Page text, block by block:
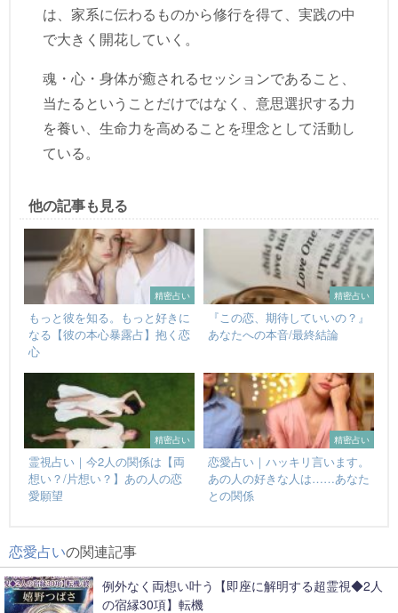
は、家系に伝わるものから修行を得て、実践の中
で大きく開花していく。
魂・心・身体が癒されるセッションであること、
当たるということだけではなく、意思選択する力
を養い、生命力を高めることを理念として活動し
ている。
他の記事も見る
精密占い
もっと彼を知る。もっと好きに
なる【彼の本心暴露占】抱く恋
心
精密占い
『この恋、期待していいの？』
あなたへの本音/最終結論
精密占い
霊視占い｜今2人の関係は【両
想い？/片想い？】あの人の恋
愛願望
精密占い
恋愛占い｜ハッキリ言います。
あの人の好きな人は……あなた
との関係
恋愛占いの関連記事
例外なく両想い叶う【即座に解明する超霊視◆2人
の宿縁30項】転機